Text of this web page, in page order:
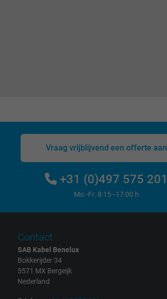
Vraag vrijblijvend een offerte aan
+31 (0)497 575 201
Mo.-Fr. 8:15–17:00 h
Contact
SAB Kabel Benelux
Bokkerijder 34
5571 MX Bergeijk
Nederland